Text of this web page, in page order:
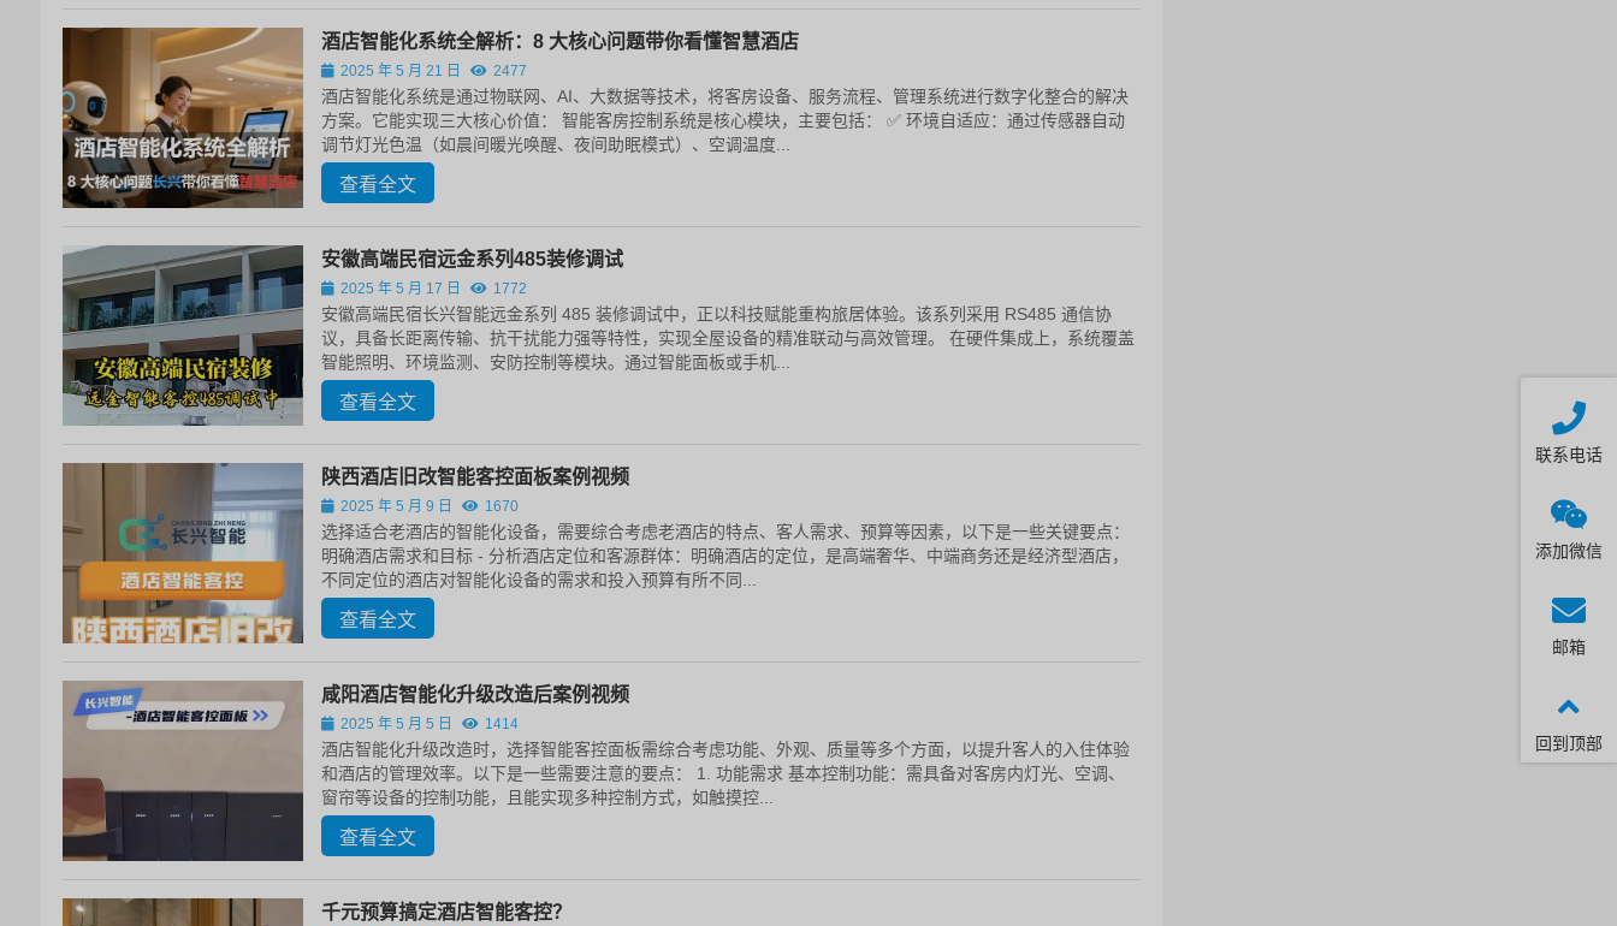
酒店智能化系统全解析：8 大核心问题带你看懂智慧酒店
2025 年 5 月 21 日 2477
酒店智能化系统是通过物联网、AI、大数据等技术，将客房设备、服务流程、管理系统进行数字化整合的解决
方案。它能实现三大核心价值： 智能客房控制系统是核心模块，主要包括： ✅ 环境自适应：通过传感器自动
调节灯光色温（如晨间暖光唤醒、夜间助眠模式）、空调温度...
查看全文
安徽高端民宿远金系列485装修调试
2025 年 5 月 17 日 1772
安徽高端民宿长兴智能远金系列 485 装修调试中，正以科技赋能重构旅居体验。该系列采用 RS485 通信协
议，具备长距离传输、抗干扰能力强等特性，实现全屋设备的精准联动与高效管理。 在硬件集成上，系统覆盖
智能照明、环境监测、安防控制等模块。通过智能面板或手机...
查看全文
陕西酒店旧改智能客控面板案例视频
2025 年 5 月 9 日 1670
选择适合老酒店的智能化设备，需要综合考虑老酒店的特点、客人需求、预算等因素，以下是一些关键要点：
明确酒店需求和目标 - 分析酒店定位和客源群体：明确酒店的定位，是高端奢华、中端商务还是经济型酒店，
不同定位的酒店对智能化设备的需求和投入预算有所不同...
查看全文
咸阳酒店智能化升级改造后案例视频
2025 年 5 月 5 日 1414
酒店智能化升级改造时，选择智能客控面板需综合考虑功能、外观、质量等多个方面，以提升客人的入住体验
和酒店的管理效率。以下是一些需要注意的要点： 1. 功能需求 基本控制功能：需具备对客房内灯光、空调、
窗帘等设备的控制功能，且能实现多种控制方式，如触摸控...
查看全文
千元预算搞定酒店智能客控？
联系电话
添加微信
邮箱
回到顶部